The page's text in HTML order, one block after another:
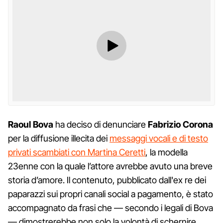
Raoul Bova ha deciso di denunciareFabrizio Corona
per la diffusione illecita dei messaggi vocali e di testo
privati scambiati con Martina Ceretti, la modella
23enne con la quale l’attore avrebbe avuto una breve
storia d’amore. Il contenuto, pubblicato dall'ex re dei
paparazzi sui propri canali social a pagamento, è stato
accompagnato da frasi che — secondo i legali di Bova